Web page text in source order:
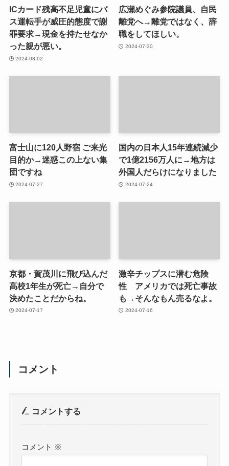
ICカード残高不足児童にバ
ス運転手が威圧的態度で謝
罪要求→現金を持たせなか
った親が悪い。
2024-08-02
広瀬めぐみ参院議員、自民
離党へ→離党ではなく、辞
職をしてほしい。
2024-07-30
富士山に120人野宿 ご来光
目的か→迷惑この上ない集
団ですね
2024-07-27
国内の日本人15年連続減少
で1億2156万人に→地方は
外国人だらけになりました
2024-07-24
京都・賀茂川に飛び込んだ
高校1年生が死亡→自分で
決めたことだからね。
2024-07-17
激辛チップスに潜む危険
性 アメリカでは死亡事故
も→そんなもん売るなよ。
2024-07-16
コメント
コメントする
コメント ※